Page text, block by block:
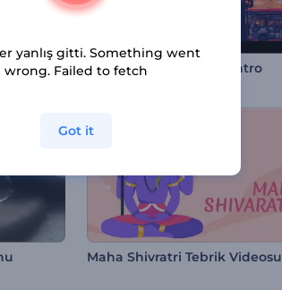
Şehir Temalı Dinamik İntro
Maha Shivratri Tebrik Videosu
yanlış gitti. Something went
wrong. Failed to fetch
Got it